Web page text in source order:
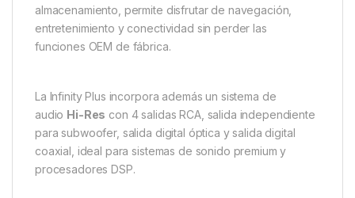
almacenamiento, permite disfrutar de navegación,
entretenimiento y conectividad sin perder las
funciones OEM de fábrica.
La Infinity Plus incorpora además un sistema de
audio Hi-Res con 4 salidas RCA, salida independiente
para subwoofer, salida digital óptica y salida digital
coaxial, ideal para sistemas de sonido premium y
procesadores DSP.